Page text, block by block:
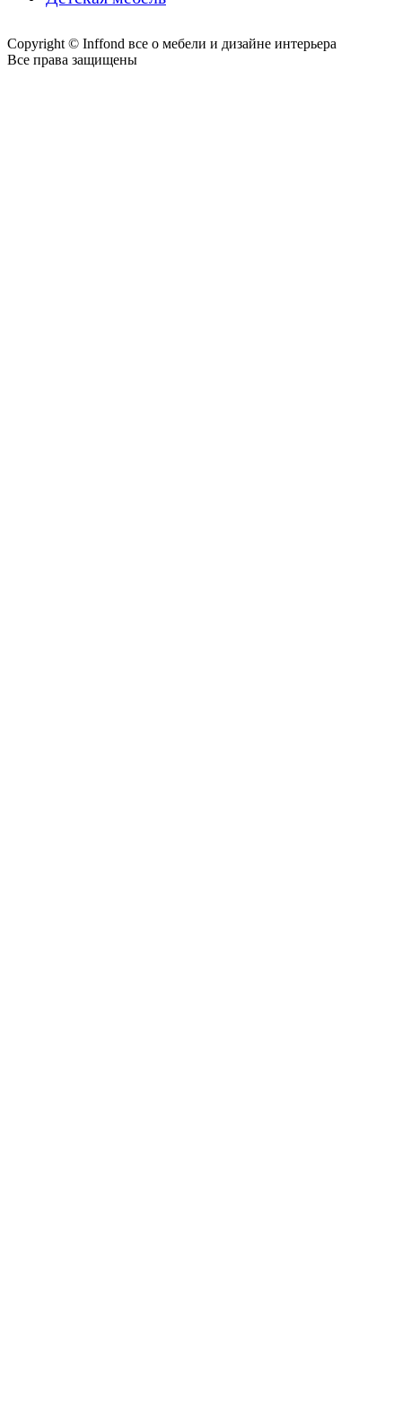
Copyright © Inffond все о мебели и дизайне интерьера
Все права защищены